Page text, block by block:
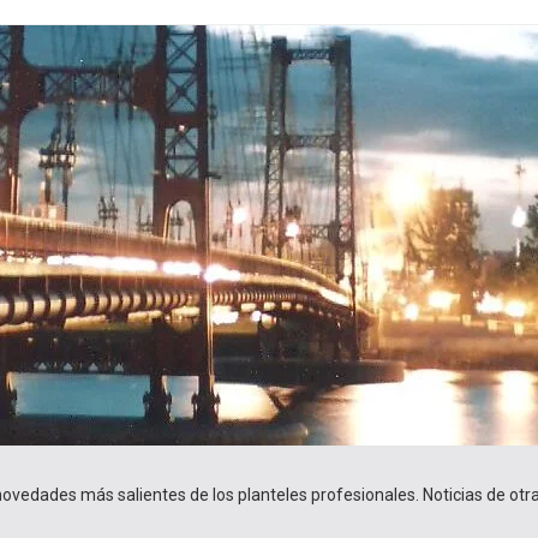
más salientes de los planteles profesionales. Noticias de